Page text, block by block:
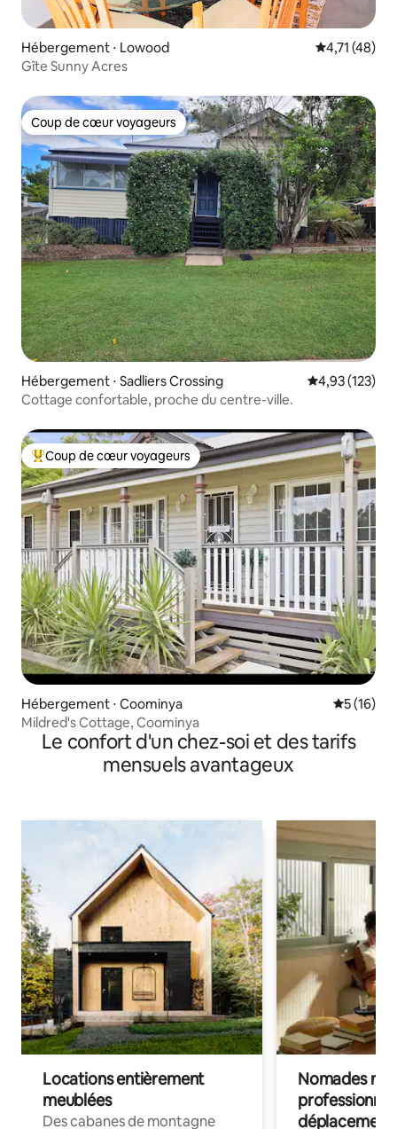
Hébergement ⋅ Lowood Évaluation
4,71 (48)
Gîte Sunny Acres
Coup de cœur voyageurs
Coup de cœur voyageurs
Hébergement ⋅ Sadliers Crossing Évaluation
4,93 (123)
Cottage confortable, proche du centre-ville.
Coups de cœur voyageurs les plus appréciés
Coup de cœur voyageurs
Hébergement ⋅ Coominya
5 (16)
Mildred's Cottage, Coominya
Le confort d'un chez-soi et des tarifs
mensuels avantageux
Locations entièrement
meublées
Des cabanes de montagne
Nomades
déplacement